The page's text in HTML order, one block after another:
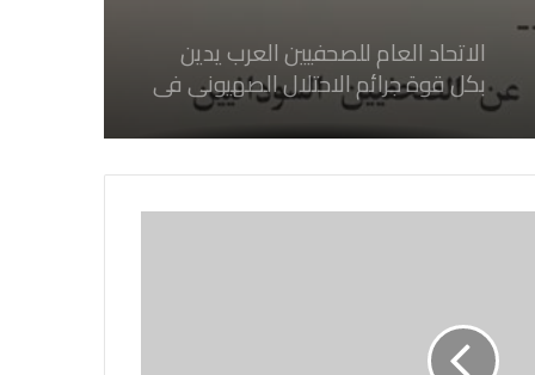
الاتحاد العام للصحفيين العرب يدين
بكل قوة جرائم الاحتلال الصهيوني فى
غزة والتي نتج عنها اغتيال خمسة
صحفيين فلسطينيين
الاتحاد العام للصحفيين العرب يدين
بكل قوة جريمة إغتيال الاحتلال
الاتحاد العام للصحفيين العرب يطالب
بدعم حرية الصحافة فى الدول العربية